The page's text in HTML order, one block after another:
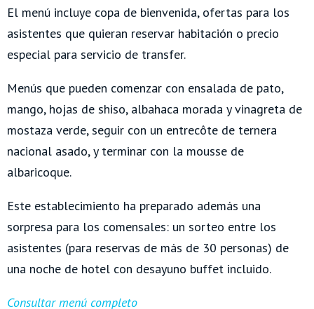
El menú incluye copa de bienvenida, ofertas para los
asistentes que quieran reservar habitación o precio
especial para servicio de transfer.
Menús que pueden comenzar con ensalada de pato,
mango, hojas de shiso, albahaca morada y vinagreta de
mostaza verde, seguir con un entrecôte de ternera
nacional asado, y terminar con la mousse de
albaricoque.
Este establecimiento ha preparado además una
sorpresa para los comensales: un sorteo entre los
asistentes (para reservas de más de 30 personas) de
una noche de hotel con desayuno buffet incluido.
Consultar menú completo